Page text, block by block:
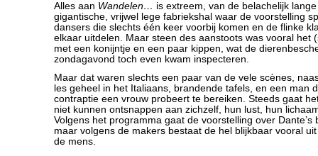
Alles aan Wandelen… is extreem, van de belachelijk
gigantische, vrijwel lege fabriekshal waar de voorstelling
dansers die slechts één keer voorbij komen en de flinke
elkaar uitdelen. Maar steen des aanstoots was vooral het
met een konijntje en een paar kippen, wat de
zondagavond toch even kwam inspecteren.
Maar dat waren slechts een paar van de vele scènes,
les geheel in het Italiaans, brandende tafels, en een man
contraptie een vrouw probeert te bereiken. Steeds gaat
niet kunnen ontsnappen aan zichzelf, hun lust, hun
Volgens het programma gaat de voorstelling over Dante’s
maar volgens de makers bestaat de hel blijkbaar vooral
de mens.